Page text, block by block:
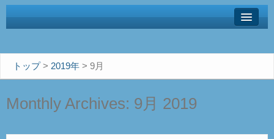
トップ
– Top –
ご利用案内
サイズ料金
– Size Price –
Ｑ＆Ａ
トップ> 2019年 > 9月
Monthly Archives: 9月 2019